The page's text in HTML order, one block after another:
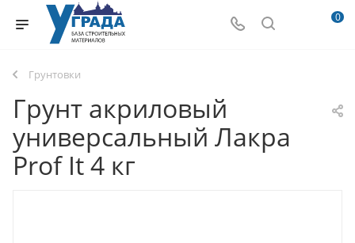
0
Грунтовки
Грунт акриловый
универсальный Лакра
Prof It 4 кг